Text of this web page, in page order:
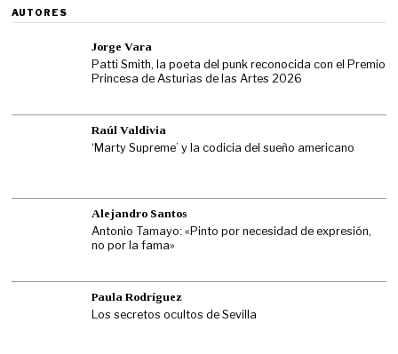
AUTORES
Jorge Vara
Patti Smith, la poeta del punk reconocida con el Premio
Princesa de Asturias de las Artes 2026
Raúl Valdivia
‘Marty Supreme’ y la codicia del sueño americano
Alejandro Santos
Antonio Tamayo: «Pinto por necesidad de expresión,
no por la fama»
Paula Rodríguez
Los secretos ocultos de Sevilla